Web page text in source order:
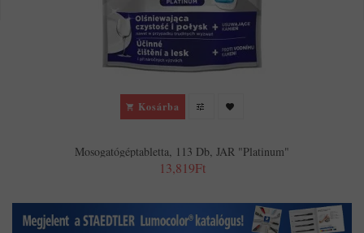
Kosárba
Mosogatógéptabletta, 113 Db, JAR "Platinum"
13,819Ft